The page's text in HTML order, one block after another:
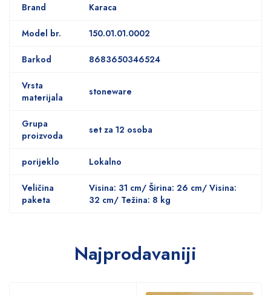
Brand Karaca
Model br. 150.01.01.0002
Barkod 8683650346524
Vrsta
materijala
stoneware
Grupa
proizvoda
set za 12 osoba
porijeklo Lokalno
Veličina
paketa
Visina: 31 cm/ Širina: 26 cm/ Visina:
32 cm/ Težina: 8 kg
Najprodavaniji